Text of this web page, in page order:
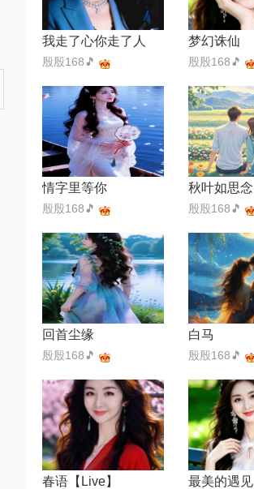
我走了心你走了人
殷殷168🎵
梦幻诛仙
殷殷168🎵
情字里等你
殷殷168🎵
秋叶如思念
殷殷168🎵
回首尘缘
殷殷168🎵
白马
殷殷168🎵
春语【Live】 最美的遇见